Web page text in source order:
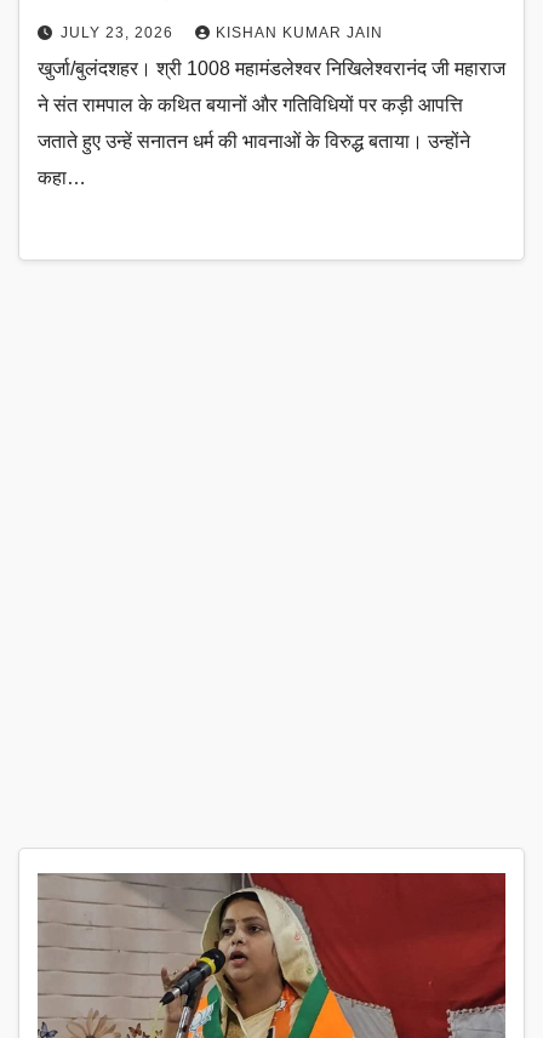
JULY 23, 2026 KISHAN KUMAR JAIN
खुर्जा/बुलंदशहर। श्री 1008 महामंडलेश्वर निखिलेश्वरानंद जी महाराज
ने संत रामपाल के कथित बयानों और गतिविधियों पर कड़ी आपत्ति
जताते हुए उन्हें सनातन धर्म की भावनाओं के विरुद्ध बताया। उन्होंने
कहा…